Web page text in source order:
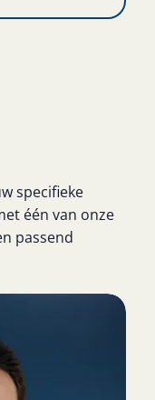
specifieke
één van onze
passend